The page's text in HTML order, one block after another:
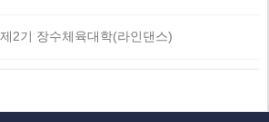
2기 장수체육대학(라인댄스)